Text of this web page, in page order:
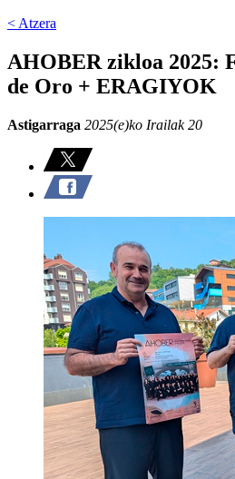
< Atzera
AHOBER zikloa 2025:
de Oro + ERAGIYOK
Astigarraga 2025(e)ko Irailak 20